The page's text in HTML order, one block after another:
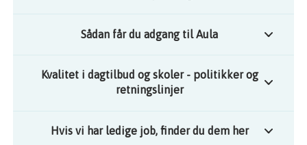
Sådan får du adgang til Aula
Kvalitet i dagtilbud og skoler - politikker og
retningslinjer
Hvis vi har ledige job, finder du dem her